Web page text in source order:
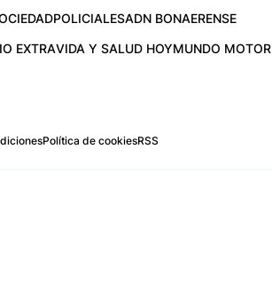
POLICIALESADN BONAERENSE
EXTRAVIDA Y SALUD HOYMUNDO MOTOR
Política de cookiesRSS